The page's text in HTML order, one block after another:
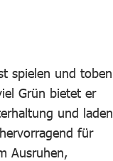
spielen und toben
Grün bietet er
und laden
für
Ausruhen,